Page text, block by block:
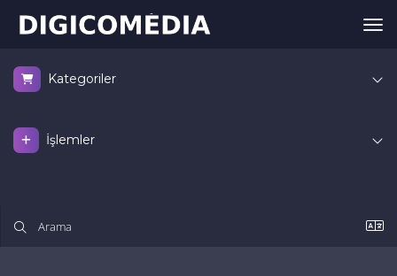
Kategoriler
İşlemler